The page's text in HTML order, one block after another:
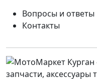
Вопросы и ответы
Контакты